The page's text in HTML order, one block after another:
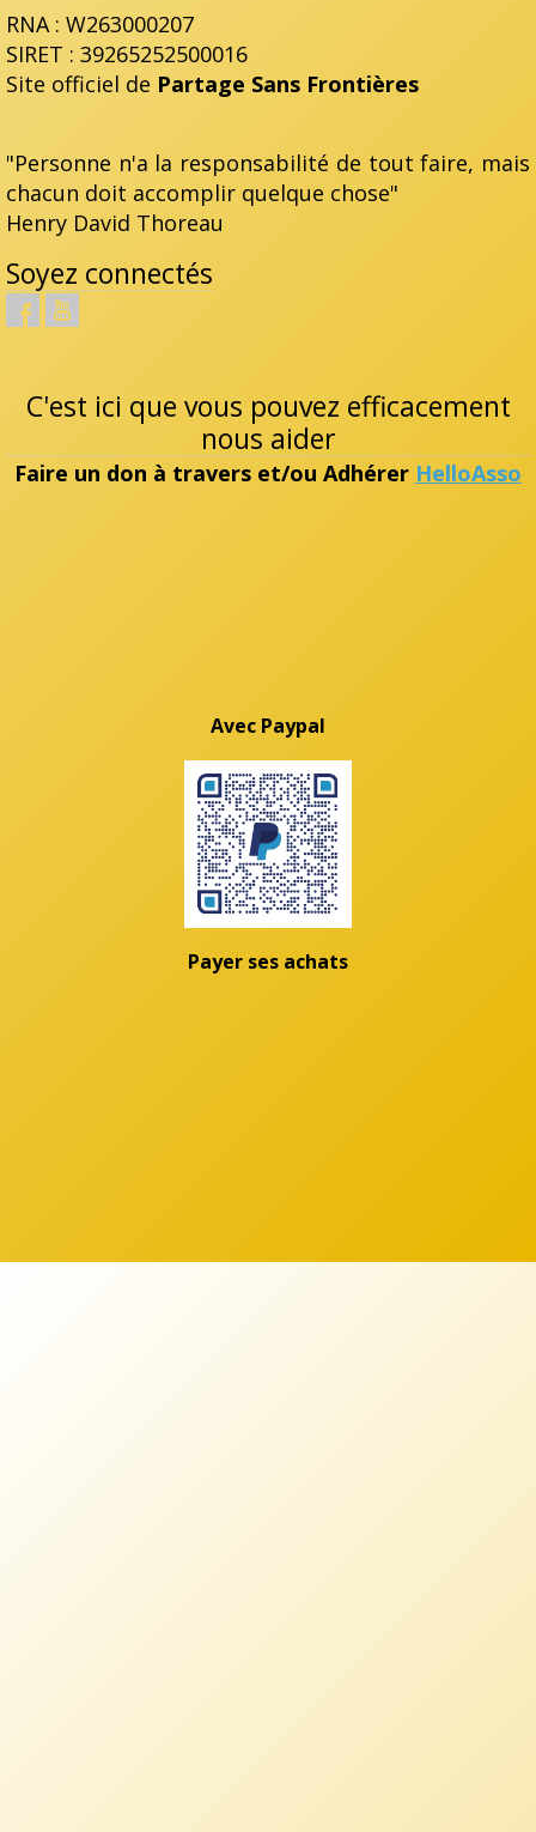
RNA : W263000207
SIRET : 39265252500016
Site officiel de Partage Sans Frontières
"Personne n'a la responsabilité de tout faire, mais
chacun doit accomplir quelque chose"
Henry David Thoreau
Soyez connectés
C'est ici que vous pouvez efficacement
nous aider
Faire un don à travers et/ou Adhérer HelloAsso
Avec Paypal
Payer ses achats